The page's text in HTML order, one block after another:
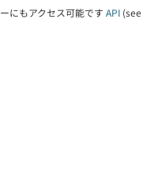
にもアクセス可能です API (see